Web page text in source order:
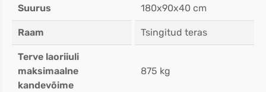
Suurus 180x90x40 cm
Raam Tsingitud teras
Terve laoriiuli
maksimaalne
kandevõime
875 kg